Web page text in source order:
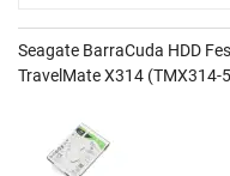
Seagate BarraCuda HDD
TravelMate X314 (TMX314-